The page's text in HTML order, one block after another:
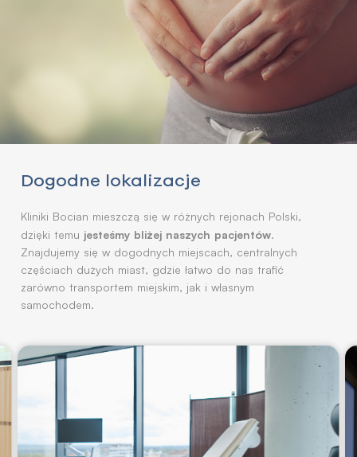
Dogodne lokalizacje
Kliniki Bocian mieszczą się w różnych rejonach Polski,
dzięki temu jesteśmy bliżej naszych pacjentów.
Znajdujemy się w dogodnych miejscach, centralnych
częściach dużych miast, gdzie łatwo do nas trafić
zarówno transportem miejskim, jak i własnym
samochodem.